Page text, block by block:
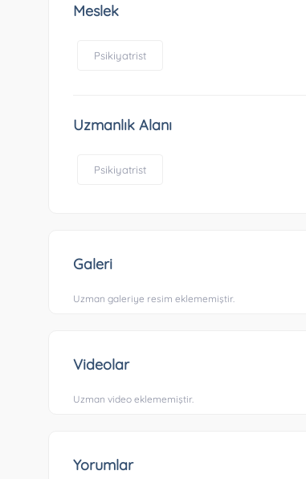
Meslek
Psikiyatrist
Uzmanlık Alanı
Psikiyatrist
Galeri
Uzman galeriye resim eklememiştir.
Videolar
Uzman video eklememiştir.
Yorumlar